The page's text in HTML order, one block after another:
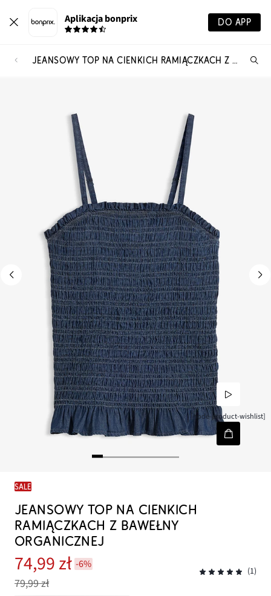
Aplikacja bonprix DO APP
JEANSOWY TOP NA CIENKICH RAMIĄCZKACH Z BAWEŁNY ORGANICZNEJ
[node-product-wishlist]
SALE
JEANSOWY TOP NA CIENKICH
RAMIĄCZKACH Z BAWEŁNY
ORGANICZNEJ
74,99 zł -6%
79,99 zł
(1)